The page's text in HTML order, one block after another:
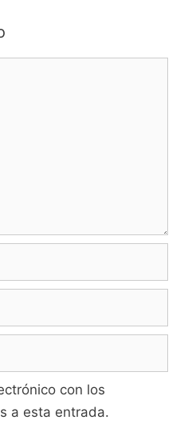
con los
a esta entrada.